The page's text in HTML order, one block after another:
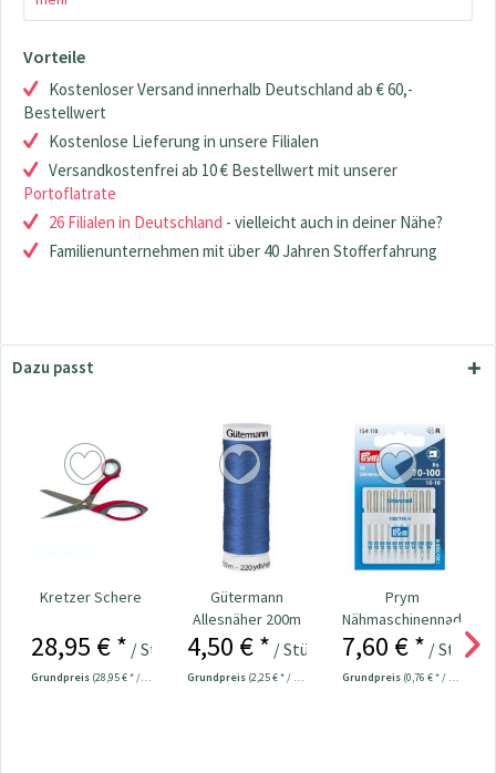
Vorteile
Kostenloser Versand innerhalb Deutschland ab € 60,-
Bestellwert
Kostenlose Lieferung in unsere Filialen
Versandkostenfrei ab 10 € Bestellwert mit unserer
Portoflatrate
26 Filialen in Deutschland - vielleicht auch in deiner Nähe?
Familienunternehmen mit über 40 Jahren Stofferfahrung
Dazu passt
Kretzer Schere
28,95 € * / Stück
Grundpreis (28,95 € * / 1 Stück)
Gütermann
Allesnäher 200m
Fb. 078 - royalblau
4,50 € * / Stück
Grundpreis (2,25 € * / 100 Meter)
Prym
Nähmaschinennadeln
130/705
Universal...
7,60 € * / Stück
Grundpreis (0,76 € * / 1 Stück)